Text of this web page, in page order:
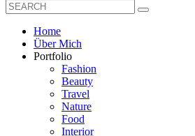
Home
Über Mich
Portfolio
Fashion
Beauty
Travel
Nature
Food
Interior